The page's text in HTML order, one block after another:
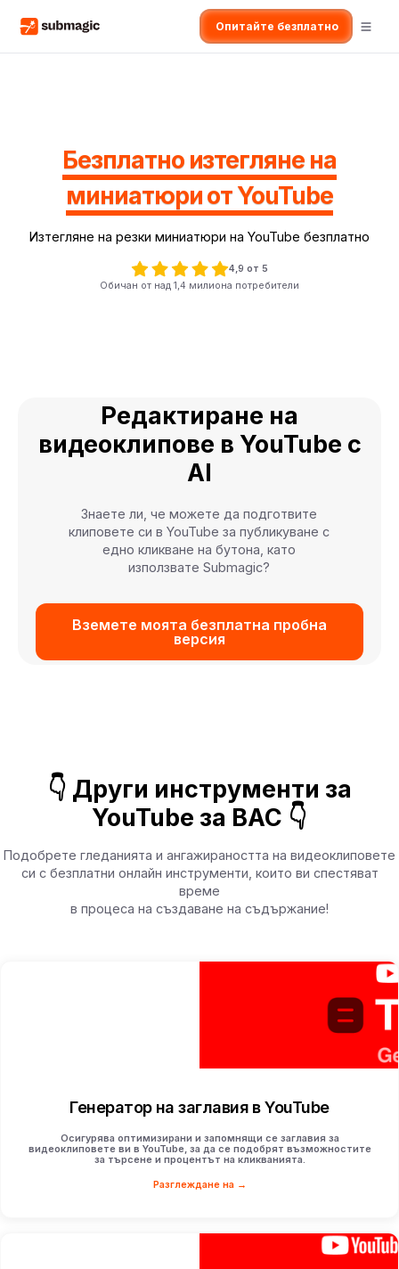
Опитайте безплатно
Безплатно изтегляне на
миниатюри от YouTube
Изтегляне на резки миниатюри на YouTube безплатно
4,9 от 5
Обичан от над 1,4 милиона потребители
Редактиране на
видеоклипове в YouTube с
AI
Знаете ли, че можете да подготвите
клиповете си в YouTube за публикуване с
едно кликване на бутона, като
използвате Submagic?
Вземете моята безплатна пробна
версия
👇 Други инструменти за
YouTube за ВАС 👇
Подобрете гледанията и ангажираността на видеоклиповете
си с безплатни онлайн инструменти, които ви спестяват
време
в процеса на създаване на съдържание!
Генератор на заглавия в YouTube
Осигурява оптимизирани и запомнящи се заглавия за
видеоклиповете ви в YouTube, за да се подобрят възможностите
за търсене и процентът на кликванията.
Разглеждане на →